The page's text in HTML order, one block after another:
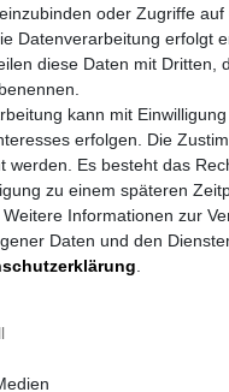
oder Zugriffe
Datenverarbeitung erfolgt
diese Daten mit Dritten,
kann mit
erfolgen. Die
werden. Es besteht das
zu einem späteren
Informationen zur
Daten und den